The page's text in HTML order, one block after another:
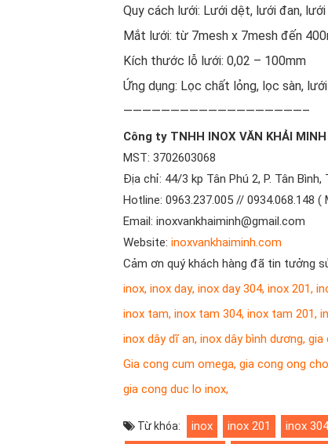
Quy cách lưới: Lưới dệt, lưới đan, lưới
Mắt lưới: từ 7mesh x 7mesh đến
Kích thước lỗ lưới: 0,02 – 100mm
Ứng dụng: Lọc chất lỏng, lọc sàn,
———————————————————–
Công ty TNHH INOX VĂN KHẢI MINH
MST: 3702603068
Địa chỉ: 44/3 kp Tân Phú 2, P. Tân Bình,
Hotline: 0963.237.005 // 0934.068.148 (
Email: inoxvankhaiminh@gmail.com
Website: inoxvankhaiminh.com
Cảm ơn quý khách hàng đã tin tưởng
inox, inox day, inox day 304, inox 201,
inox tam, inox tam 304, inox tam 201,
inox dây dĩ an, inox dây bình dương, gia
Gia cong cum omega, gia cong ong
gia cong duc lo inox,
Từ khóa: inox inox 201 inox 304